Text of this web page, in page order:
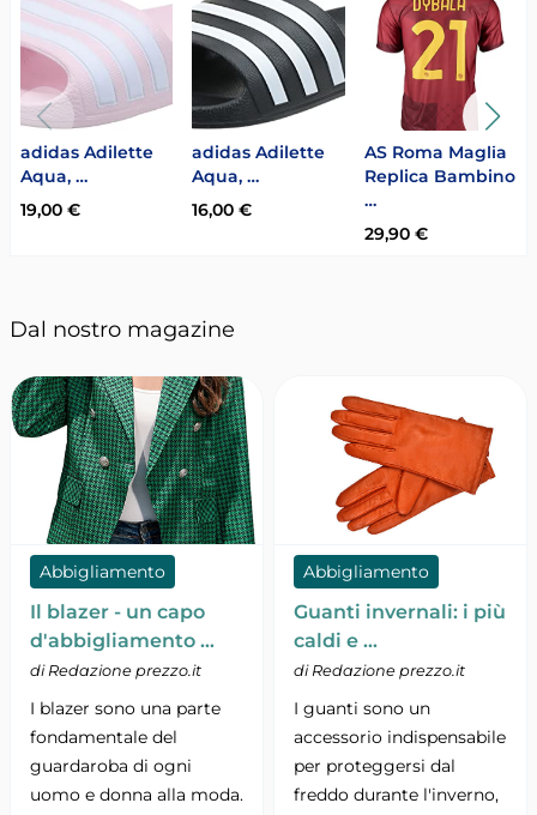
adidas Adilette
Aqua, …
19,00 €
adidas Adilette
Aqua, …
16,00 €
AS Roma Maglia
Replica Bambino
…
29,90 €
Dal nostro magazine
Abbigliamento
Il blazer - un capo
d'abbigliamento …
di Redazione prezzo.it
I blazer sono una parte
fondamentale del
guardaroba di ogni
uomo e donna alla moda.
Abbigliamento
Guanti invernali: i più
caldi e …
di Redazione prezzo.it
I guanti sono un
accessorio indispensabile
per proteggersi dal
freddo durante l'inverno,